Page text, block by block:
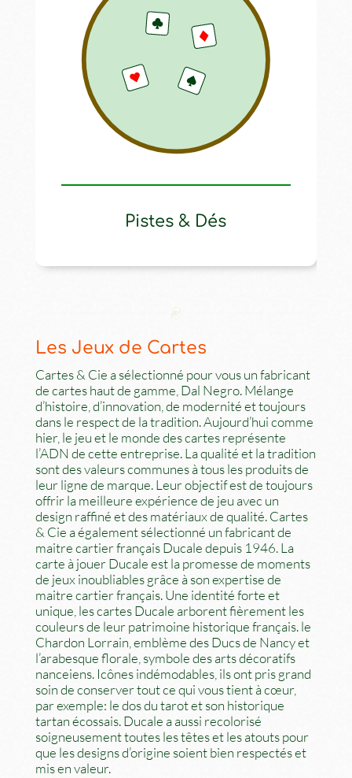
Pistes & Dés
Les Jeux de Cartes
Cartes & Cie a sélectionné pour vous un fabricant
de cartes haut de gamme, Dal Negro. Mélange
d’histoire, d’innovation, de modernité et toujours
dans le respect de la tradition. Aujourd’hui comme
hier, le jeu et le monde des cartes représente
l’ADN de cette entreprise. La qualité et la tradition
sont des valeurs communes à tous les produits de
leur ligne de marque. Leur objectif est de toujours
offrir la meilleure expérience de jeu avec un
design raffiné et des matériaux de qualité. Cartes
& Cie a également sélectionné un fabricant de
maitre cartier français Ducale depuis 1946. La
carte à jouer Ducale est la promesse de moments
de jeux inoubliables grâce à son expertise de
maitre cartier français. Une identité forte et
unique, les cartes Ducale arborent fièrement les
couleurs de leur patrimoine historique français. le
Chardon Lorrain, emblème des Ducs de Nancy et
l’arabesque florale, symbole des arts décoratifs
nanceiens. Icônes indémodables, ils ont pris grand
soin de conserver tout ce qui vous tient à cœur,
par exemple: le dos du tarot et son historique
tartan écossais. Ducale a aussi recolorisé
soigneusement toutes les têtes et les atouts pour
que les designs d’origine soient bien respectés et
mis en valeur.